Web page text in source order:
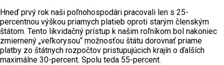
Hneď prvý rok naši poľnohospodári pracovali len s 25-
percentnou výškou priamych platieb oproti starým členským
štátom. Tento likvidačný prístup k našim roľníkom bol nakoniec
zmiernený „veľkorysou“ možnosťou štátu dorovnať priame
platby zo štátnych rozpočtov pristupujúcich krajín o ďalších
maximálne 30-percent. Spolu teda 55-percent.